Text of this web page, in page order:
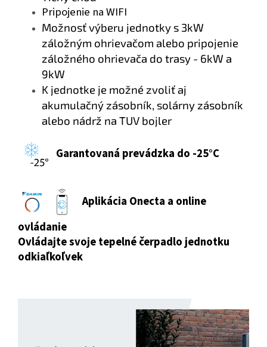
Pripojenie na WIFI
Možnosť výberu jednotky s 3kW
záložným ohrievačom alebo pripojenie
záložného ohrievača do trasy - 6kW a
9kW
K jednotke je možné zvoliť aj
akumulačný zásobník, solárny zásobník
alebo nádrž na TUV bojler
Garantovaná prevádzka do -25°C
Aplikácia Onecta a online
ovládanie
Ovládajte svoje tepelné čerpadlo jednotku
odkiaľkoľvek